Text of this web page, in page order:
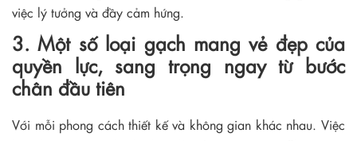
việc lý tưởng và đầy cảm hứng.
3. Một số loại gạch mang vẻ đẹp của
quyền lực, sang trọng ngay từ bước
chân đầu tiên
Với mỗi phong cách thiết kế và không gian khác nhau. Việc